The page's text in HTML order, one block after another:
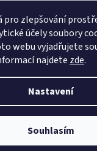
pro zlepšování
účelysoubory
webu vyjadřujete
najdete zde.
Nastavení
Souhlasím
na Instagramu
Pletanky. Všechna